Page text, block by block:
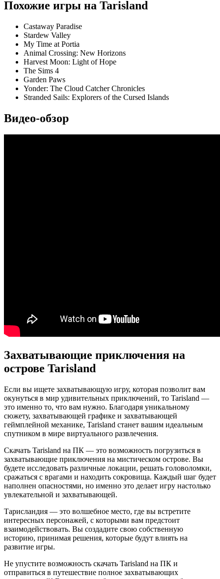
Похожие игры на Tarisland
Castaway Paradise
Stardew Valley
My Time at Portia
Animal Crossing: New Horizons
Harvest Moon: Light of Hope
The Sims 4
Garden Paws
Yonder: The Cloud Catcher Chronicles
Stranded Sails: Explorers of the Cursed Islands
Видео-обзор
Захватывающие приключения на
острове Tarisland
Если вы ищете захватывающую игру, которая позволит вам
окунуться в мир удивительных приключений, то Tarisland —
это именно то, что вам нужно. Благодаря уникальному
сюжету, захватывающей графике и захватывающей
геймплейной механике, Tarisland станет вашим идеальным
спутником в мире виртуального развлечения.
Скачать Tarisland на ПК — это возможность погрузиться в
захватывающие приключения на мистическом острове. Вы
будете исследовать различные локации, решать головоломки,
сражаться с врагами и находить сокровища. Каждый шаг будет
наполнен опасностями, но именно это делает игру настолько
увлекательной и захватывающей.
Тарисландия — это волшебное место, где вы встретите
интересных персонажей, с которыми вам предстоит
взаимодействовать. Вы создадите свою собственную
историю, принимая решения, которые будут влиять на
развитие игры.
Не упустите возможность скачать Tarisland на ПК и
отправиться в путешествие полное захватывающих